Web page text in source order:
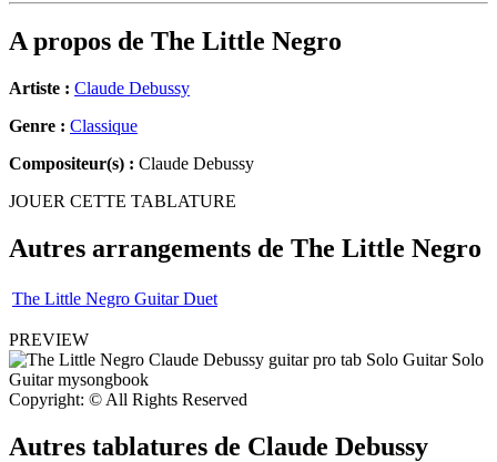
A propos de The Little Negro
Artiste : Claude Debussy
Genre : Classique
Compositeur(s) : Claude Debussy
JOUER CETTE TABLATURE
Autres arrangements de The Little Negro
The Little Negro Guitar Duet
PREVIEW
Copyright: © All Rights Reserved
Autres tablatures de Claude Debussy